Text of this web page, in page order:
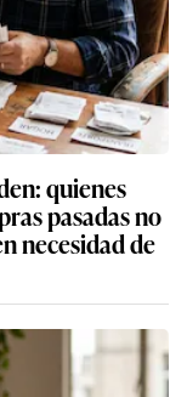
quienes
pasadas no
necesidad de